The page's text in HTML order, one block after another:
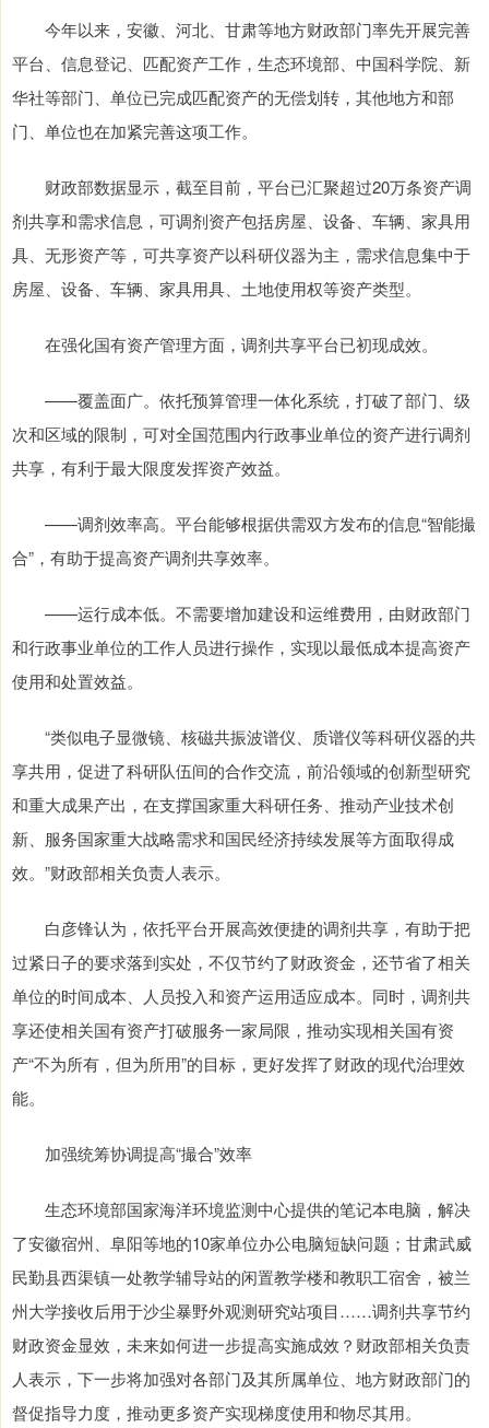
今年以来，安徽、河北、甘肃等地方财政部门率先开展完善
平台、信息登记、匹配资产工作，生态环境部、中国科学院、新
华社等部门、单位已完成匹配资产的无偿划转，其他地方和部
门、单位也在加紧完善这项工作。
财政部数据显示，截至目前，平台已汇聚超过20万条资产调
剂共享和需求信息，可调剂资产包括房屋、设备、车辆、家具用
具、无形资产等，可共享资产以科研仪器为主，需求信息集中于
房屋、设备、车辆、家具用具、土地使用权等资产类型。
在强化国有资产管理方面，调剂共享平台已初现成效。
——覆盖面广。依托预算管理一体化系统，打破了部门、级
次和区域的限制，可对全国范围内行政事业单位的资产进行调剂
共享，有利于最大限度发挥资产效益。
——调剂效率高。平台能够根据供需双方发布的信息“智能撮
合”，有助于提高资产调剂共享效率。
——运行成本低。不需要增加建设和运维费用，由财政部门
和行政事业单位的工作人员进行操作，实现以最低成本提高资产
使用和处置效益。
“类似电子显微镜、核磁共振波谱仪、质谱仪等科研仪器的共
享共用，促进了科研队伍间的合作交流，前沿领域的创新型研究
和重大成果产出，在支撑国家重大科研任务、推动产业技术创
新、服务国家重大战略需求和国民经济持续发展等方面取得成
效。”财政部相关负责人表示。
白彦锋认为，依托平台开展高效便捷的调剂共享，有助于把
过紧日子的要求落到实处，不仅节约了财政资金，还节省了相关
单位的时间成本、人员投入和资产运用适应成本。同时，调剂共
享还使相关国有资产打破服务一家局限，推动实现相关国有资
产“不为所有，但为所用”的目标，更好发挥了财政的现代治理效
能。
加强统筹协调提高“撮合”效率
生态环境部国家海洋环境监测中心提供的笔记本电脑，解决
了安徽宿州、阜阳等地的10家单位办公电脑短缺问题；甘肃武威
民勤县西渠镇一处教学辅导站的闲置教学楼和教职工宿舍，被兰
州大学接收后用于沙尘暴野外观测研究站项目……调剂共享节约
财政资金显效，未来如何进一步提高实施成效？财政部相关负责
人表示，下一步将加强对各部门及其所属单位、地方财政部门的
督促指导力度，推动更多资产实现梯度使用和物尽其用。